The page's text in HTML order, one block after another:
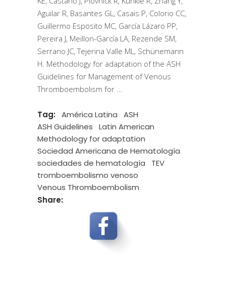
Aguilar R, Basantes GL, Casais P, Colorio CC,
Guillermo Esposito MC, García Lázaro PP,
Pereira J, Meillon-García LA, Rezende SM,
Serrano JC, Tejerina Valle ML, Schünemann
H. Methodology for adaptation of the ASH
Guidelines for Management of Venous
Thromboembolism for
Tag: América Latina
ASH
ASH Guidelines
Latin American
Methodology for adaptation
Sociedad Americana de Hematología
sociedades de hematología
TEV
tromboembolismo venoso
Venous Thromboembolism
Share: